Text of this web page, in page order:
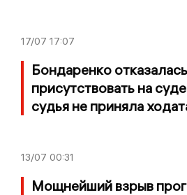
17/07 17:07
Бондаренко отказалась
присутствовать на
судья не приняла
13/07 00:31
Мощнейший взрыв